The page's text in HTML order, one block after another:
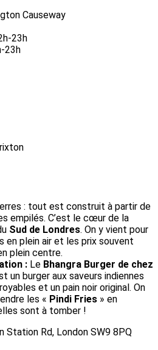
Causeway
23h
23h
: tout est construit à partir de
empilés. C’est le cœur de la
Sud de Londres. On y vient pour
en plein air et les prix souvent
plein centre.
: Le Bhangra Burger de chez
un burger aux saveurs indiennes
et un pain noir original. On
les « Pindi Fries » en
sont à tomber !
Station Rd, London SW9 8PQ